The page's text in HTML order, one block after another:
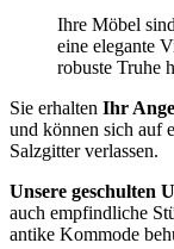
Ihre Möbel
eine elegante
robuste Truhe
Sie erhalten Ihr
und können sich auf
Salzgitter verlassen.
Unsere geschulten
auch empfindliche
antike Kommode